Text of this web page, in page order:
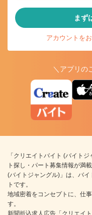
まず
アカウントを
＼アプリの
アプ
「クリエイトバイト (バイト
ト探し・パート募集情報が満
(バイトジャングル)」は、バ
トです。
地域密着をコンセプトに、仕
す。
新聞折込求人広告「クリエイ